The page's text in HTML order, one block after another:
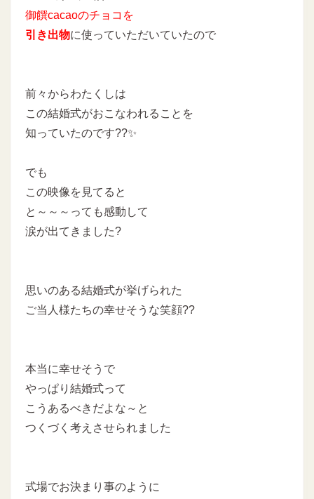
御饌cacaoのチョコを
引き出物に使っていただいていたので
前々からわたくしは
この結婚式がおこなわれることを
知っていたのです??✨
でも
この映像を見てると
と～～～っても感動して
涙が出てきました?
思いのある結婚式が挙げられた
ご当人様たちの幸せそうな笑顔??
本当に幸せそうで
やっぱり結婚式って
こうあるべきだよな～と
つくづく考えさせられました
式場でお決まり事のように